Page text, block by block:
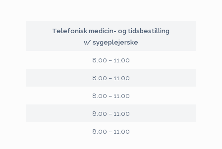
Telefonisk medicin- og tidsbestilling
v/ sygeplejerske
8.00 – 11.00
8.00 – 11.00
8.00 – 11.00
8.00 – 11.00
8.00 – 11.00